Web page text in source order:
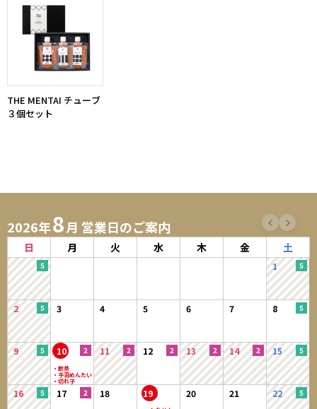
THE MENTAI チューブ
３個セット
2026年8月 営業日のご案内
日 月 火 水 木 金 土
1
2 3 4 5 6 7 8
9 10 11 12 13 14 15
16 17 18 19 20 21 22